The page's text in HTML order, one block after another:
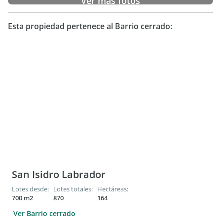
Esta propiedad pertenece al Barrio cerrado:
San Isidro Labrador
Lotes desde:
700 m2
Lotes totales:
870
Hectáreas:
164
Ver Barrio cerrado